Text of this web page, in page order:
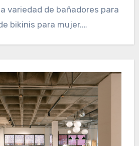
variedad de bañadores para
bikinis para mujer.…